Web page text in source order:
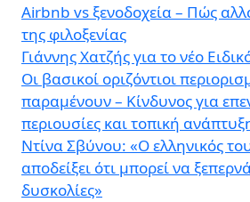
Airbnb vs ξενοδοχεία – Πώς
της φιλοξενίας
Γιάννης Χατζής για το νέο
Οι βασικοί οριζόντιοι
παραμένουν – Κίνδυνος για
περιουσίες και τοπική
Ντίνα Σβύνου: «Ο ελληνικός
αποδείξει ότι μπορεί να
δυσκολίες»